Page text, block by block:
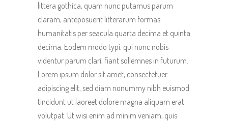
littera gothica, quam nunc putamus parum
claram, anteposuerit litterarum formas
humanitatis per seacula quarta decima et quinta
decima. Eodem modo typi, qui nunc nobis
videntur parum clari, fiant sollemnes in futurum.
Lorem ipsum dolor sit amet, consectetuer
adipiscing elit, sed diam nonummy nibh euismod
tincidunt ut laoreet dolore magna aliquam erat
volutpat. Ut wisi enim ad minim veniam, quis